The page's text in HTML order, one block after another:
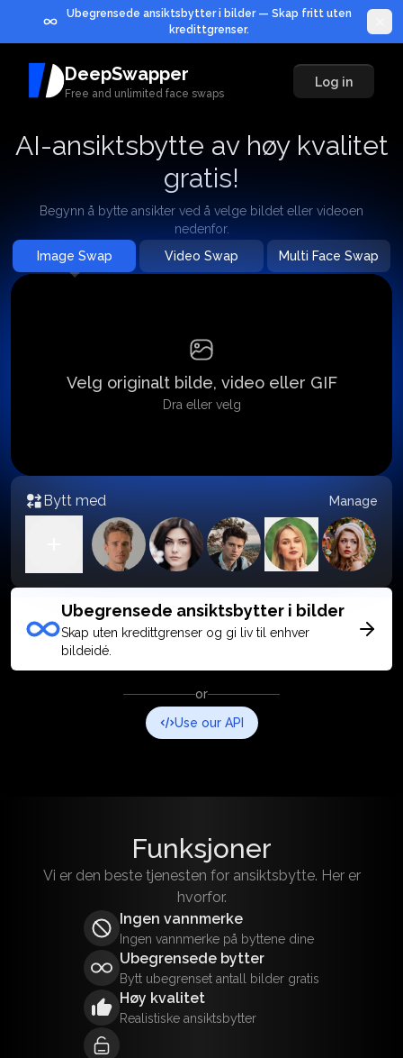
Ubegrensede ansiktsbytter i bilder — Skap fritt uten
kredittgrenser.
DeepSwapper
Free and unlimited face swaps
Log in
AI-ansiktsbytte av høy kvalitet
gratis!
Begynn å bytte ansikter ved å velge bildet eller videoen
nedenfor.
Image Swap
Video Swap Multi Face Swap
Velg originalt bilde, video eller GIF
Dra eller velg
Bytt med Manage
Ubegrensede ansiktsbytter i bilder
Skap uten kredittgrenser og gi liv til enhver
bildeidé.
or
Use our API
Funksjoner
Vi er den beste tjenesten for ansiktsbytte. Her er
hvorfor.
Ingen vannmerke
Ingen vannmerke på byttene dine
Ubegrensede bytter
Bytt ubegrenset antall bilder gratis
Høy kvalitet
Realistiske ansiktsbytter